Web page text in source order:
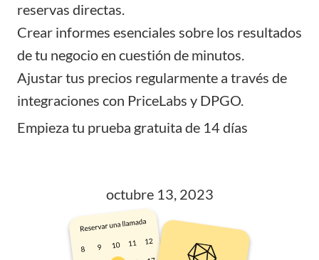
reservas directas.
Crear informes esenciales sobre los resultados
de tu negocio en cuestión de minutos.
Ajustar tus precios regularmente a través de
integraciones con PriceLabs y DPGO.
Empieza tu prueba gratuita de 14 días
octubre 13, 2023